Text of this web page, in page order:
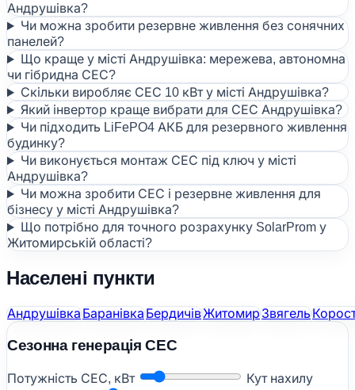
Андрушівка?
Чи можна зробити резервне живлення без сонячних
панелей?
Що краще у місті Андрушівка: мережева, автономна
чи гібридна СЕС?
Скільки виробляє СЕС 10 кВт у місті Андрушівка?
Який інвертор краще вибрати для СЕС Андрушівка?
Чи підходить LiFePO4 АКБ для резервного живлення
будинку?
Чи виконується монтаж СЕС під ключ у місті
Андрушівка?
Чи можна зробити СЕС і резервне живлення для
бізнесу у місті Андрушівка?
Що потрібно для точного розрахунку SolarProm у
Житомирській області?
Населені пункти
Андрушівка Баранівка БердичівЖитомир Звягель
Сезонна генерація СЕС
Потужність СЕС, кВт
Кут нахилу